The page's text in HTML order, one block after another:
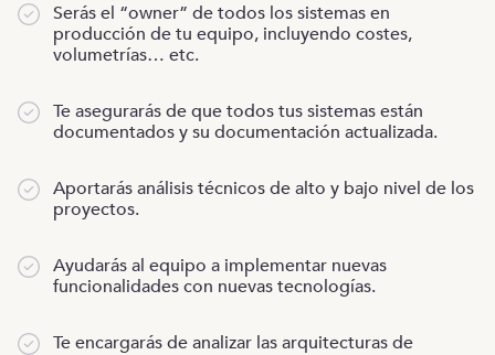
Serás el “owner” de todos los sistemas en
producción de tu equipo, incluyendo costes,
volumetrías… etc.
Te asegurarás de que todos tus sistemas están
documentados y su documentación actualizada.
Aportarás análisis técnicos de alto y bajo nivel de los
proyectos.
Ayudarás al equipo a implementar nuevas
funcionalidades con nuevas tecnologías.
Te encargarás de analizar las arquitecturas de